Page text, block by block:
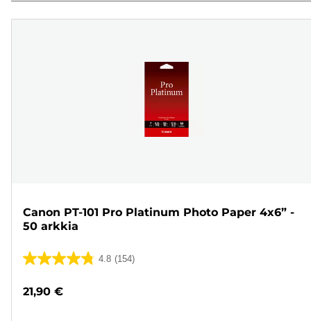
Canon PT-101 Pro Platinum Photo Paper 4x6” -
50 arkkia
4.8 (154)
4.8/5
154
21,90 €